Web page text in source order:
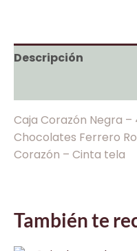
Descripción
Caja Corazón Negra –
Chocolates Ferrero
Corazón – Cinta tela
También te